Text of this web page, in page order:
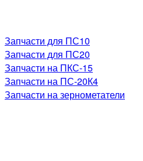
Запчасти для ПС10
Запчасти для ПС20
Запчасти на ПКС-15
Запчасти на ПС-20К4
Запчасти на зернометатели